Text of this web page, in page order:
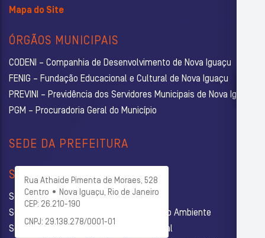
Mapa do Site
ÓRGÃOS MUNICIPAIS
CODENI – Companhia de Desenvolvimento de Nova Iguaçu
FENIG – Fundação Educacional e Cultural de Nova Iguaçu
PREVINI – Previdência dos Servidores Municipais de Nova Iguaçu
PGM – Procuradoria Geral do Município
SEDE DA PREFEITURA
Rua Athaide Pimenta de Moraes, 528
Centro • Nova Iguaçu, Rio de Janeiro
CEP: 26.210-190
CNPJ: 29.138.278/0001-01
SECRETARIAS
Secretaria Municipal de Administração
Secretaria Municipal de Agricultura e Meio Ambiente
Secretaria Municipal de Assistência Social